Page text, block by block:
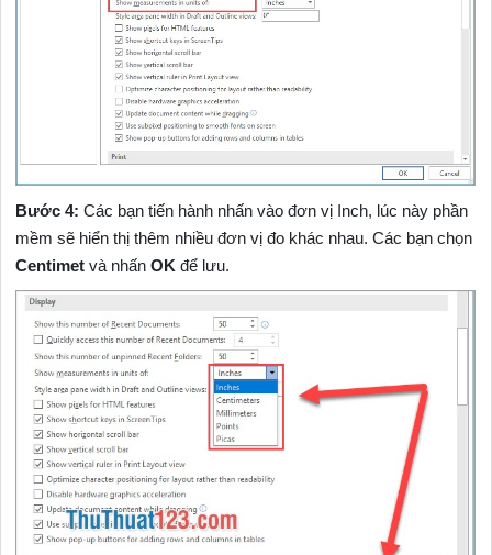
Bước 4: Các bạn tiến hành nhấn vào đơn vị Inch, lúc này phần
mềm sẽ hiển thị thêm nhiều đơn vị đo khác nhau. Các bạn chọn
Centimet và nhấnOK để lưu.